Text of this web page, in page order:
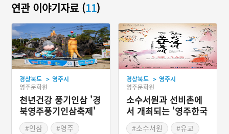
연관 이야기자료 (11)
경상북도 > 영주시
영주문화원
천년건강 풍기인삼 '경
북영주풍기인삼축제'
#인삼
#영주
경상북도 > 영주시
영주문화원
소수서원과 선비촌에
서 개최되는 '영주한국
선비문화축제'
#소수서원
#유교